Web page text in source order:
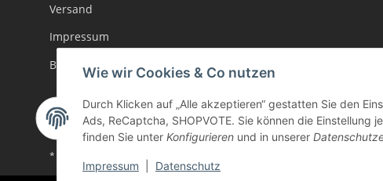
Versand
Impressum
Batteriegesetzhinweise
* Alle Preise inkl. gesetzlicher USt., zzgl.
Wie wir Cookies & Co nutzen
Durch Klicken auf „Alle akzeptieren“ gestatten Sie den
Ads, ReCaptcha, SHOPVOTE. Sie können die
finden Sie unter Konfigurieren und in unserer
Impressum Datenschutz